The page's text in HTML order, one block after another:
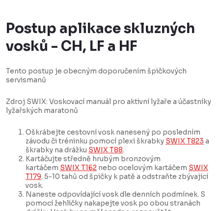
Postup aplikace skluzných
vosků - CH, LF a HF
Tento postup je obecným doporučením špičkových
servismanů
Zdroj SWIX: Voskovací manuál pro aktivní lyžaře a účastníky
lyžařských maratonů
Oškrábejte cestovní vosk nanesený po posledním
závodu či tréninku pomocí plexi škrabky SWIX T823 a
škrabky na drážku SWIX T88.
Kartáčujte středně hrubým bronzovým
kartáčem SWIX T162 nebo ocelovým kartáčem SWIX
T179. 5-10 tahů od špičky k patě a odstraňte zbývající
vosk.
Naneste odpovídající vosk dle denních podmínek. S
pomocí žehličky nakapejte vosk po obou stranách